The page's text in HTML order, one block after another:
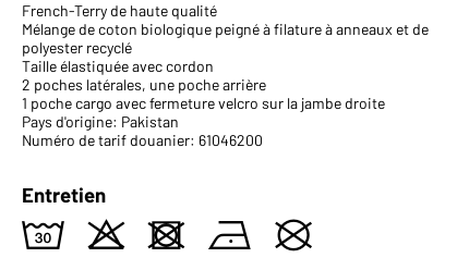
French-Terry de haute qualité
Mélange de coton biologique peigné à filature à anneaux et de
polyester recyclé
Taille élastiquée avec cordon
2 poches latérales, une poche arrière
1 poche cargo avec fermeture velcro sur la jambe droite
Pays d'origine: Pakistan
Numéro de tarif douanier: 61046200
Entretien
w o d n U